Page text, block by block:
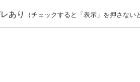
あり （チェックすると「表示」を押さな